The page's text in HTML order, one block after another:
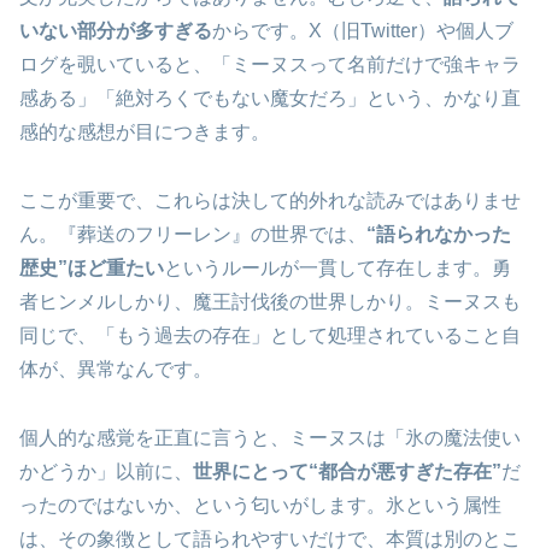
いない部分が多すぎるからです。X（旧Twitter）や個人ブ
ログを覗いていると、「ミーヌスって名前だけで強キャラ
感ある」「絶対ろくでもない魔女だろ」という、かなり直
感的な感想が目につきます。
ここが重要で、これらは決して的外れな読みではありませ
ん。『葬送のフリーレン』の世界では、 “語られなかった
歴史”ほど重たいというルールが一貫して存在します。勇
者ヒンメルしかり、魔王討伐後の世界しかり。ミーヌスも
同じで、「もう過去の存在」として処理されていること自
体が、異常なんです。
個人的な感覚を正直に言うと、ミーヌスは「氷の魔法使い
かどうか」以前に、 世界にとって“都合が悪すぎた存在”だ
ったのではないか、という匂いがします。氷という属性
は、その象徴として語られやすいだけで、本質は別のとこ